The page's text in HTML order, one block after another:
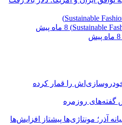
8 ماه پیش
8 ماه پیش
را قمار کرده
گفته‌های روزمره
آذر؛ مونتاژی‌ها پیشتاز افزایش‌ها